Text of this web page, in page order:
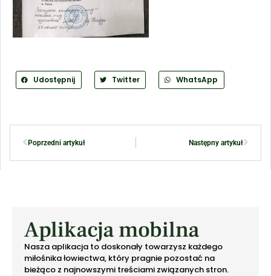
Udostępnij Twitter WhatsApp
Poprzedni artykuł Następny artykuł
Aplikacja mobilna
Nasza aplikacja to doskonały towarzysz każdego
miłośnika łowiectwa, który pragnie pozostać na
bieżąco z najnowszymi treściami związanych stron.